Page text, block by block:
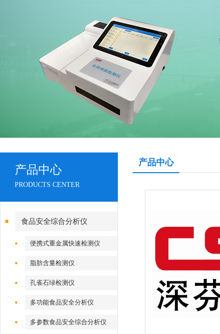
产品中心
PRODUCTS CENTER
食品安全综合分析仪
便携式重金属快速检测仪
脂肪含量检测仪
孔雀石绿检测仪
多功能食品安全分析仪
多参数食品安全综合分析仪
产品中心